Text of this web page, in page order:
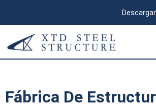
Fábrica De